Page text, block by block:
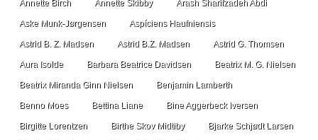
Annette Birch Annette Skibby Arash Sharifzadeh Abdi
Aske Munk-Jørgensen Aspíciens Haufniensis
Astrid B. Z. Madsen Astrid B.Z. Madsen Astrid G. Thomsen
Aura Isolde Barbara Beatrice Davidsen Beatrix M. G. Nielsen
Beatrix Miranda Ginn Nielsen Benjamin Lamberth
Benno Moes Bettina Liane Bine Aggerbeck Iversen
Birgitte Lorentzen Birthe Skov Midtiby Bjarke Schjødt Larsen